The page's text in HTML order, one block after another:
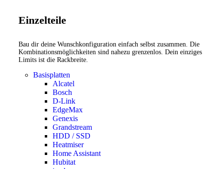
Einzelteile
Bau dir deine Wunschkonfiguration einfach selbst zusammen. Die
Kombinationsmöglichkeiten sind nahezu grenzenlos. Dein einziges
Limits ist die Rackbreite.
Basisplatten
Alcatel
Bosch
D-Link
EdgeMax
Genexis
Grandstream
HDD / SSD
Heatmiser
Home Assistant
Hubitat